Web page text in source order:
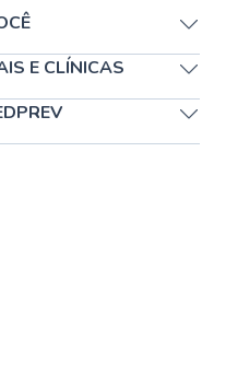
E CLÍNICAS